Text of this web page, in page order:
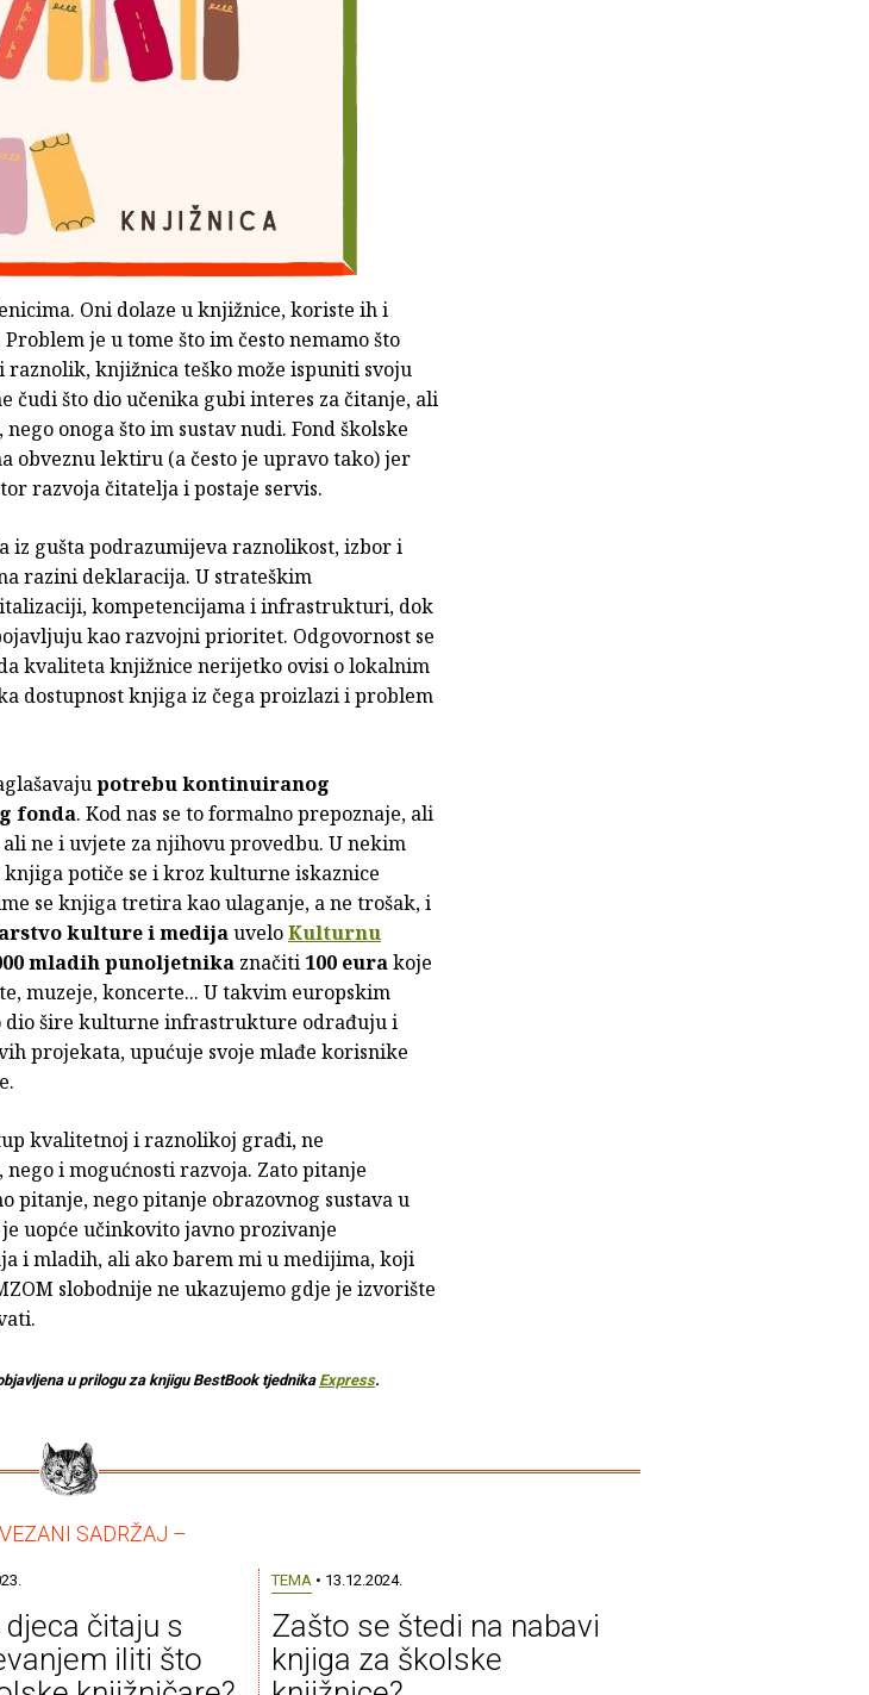
Oni dolaze u knjižnice, koriste ih i
je u tome što im često nemamo što
knjižnica teško može ispuniti svoju
čudi što dio učenika gubi interes za čitanje, ali
onoga što im sustav nudi. Fond školske
obveznu lektiru (a često je upravo tako) jer
razvoja čitatelja i postaje servis.
iz gušta podrazumijeva raznolikost, izbor i
razini deklaracija. U strateškim
kompetencijama i infrastrukturi, dok
kao razvojni prioritet. Odgovornost se
kvaliteta knjižnice nerijetko ovisi o lokalnim
dostupnost knjiga iz čega proizlazi i problem
potrebu kontinuiranog
fonda. Kod nas se to formalno prepoznaje, ali
ne i uvjete za njihovu provedbu. U nekim
potiče se i kroz kulturne iskaznice
se knjiga tretira kao ulaganje, a ne trošak, i
kulture i medijauveloKulturnu
mladih punoljetnika značiti 100 eurakoje
muzeje, koncerte... U takvim europskim
dio šire kulturne infrastrukture odrađuju i
projekata, upućuje svoje mlađe korisnike
kvalitetnoj i raznolikoj građi, ne
i mogućnosti razvoja. Zato pitanje
pitanje, nego pitanje obrazovnog sustava u
uopće učinkovito javno prozivanje
i mladih, ali ako barem mi u medijima, koji
slobodnije ne ukazujemo gdje je izvorište
u prilogu za knjigu BestBook tjednika Express.
SADRŽAJ –
djeca čitaju s
iliti što
TEMA • 13.12.2024.
Zašto se štedi na nabavi
knjiga za školske